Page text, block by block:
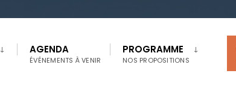
AGENDA
ÉVÉNEMENTS À VENIR
PROGRAMME
NOS PROPOSITIONS